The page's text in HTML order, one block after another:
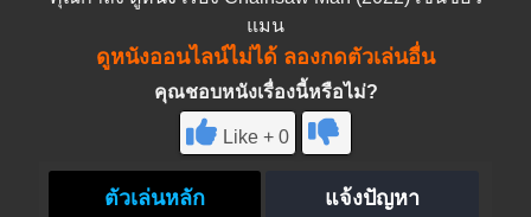
แมน
ดูหนังออนไลน์ไม่ได้ ลองกดตัวเล่นอื่น
คุณชอบหนังเรื่องนี้หรือไม่?
Like + 0
ตัวเล่นหลัก แจ้งปัญหา